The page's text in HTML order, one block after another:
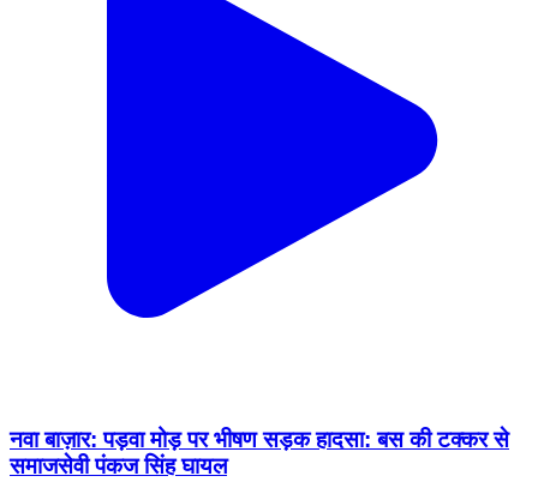
नवा बाज़ार: पड़वा मोड़ पर भीषण सड़क हादसा: बस की टक्कर से
समाजसेवी पंकज सिंह घायल